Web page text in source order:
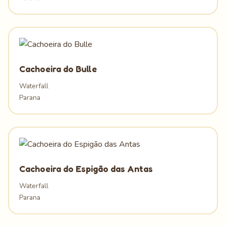
Cachoeira do Bulle
Waterfall
Parana
Cachoeira do Espigão das Antas
Waterfall
Parana